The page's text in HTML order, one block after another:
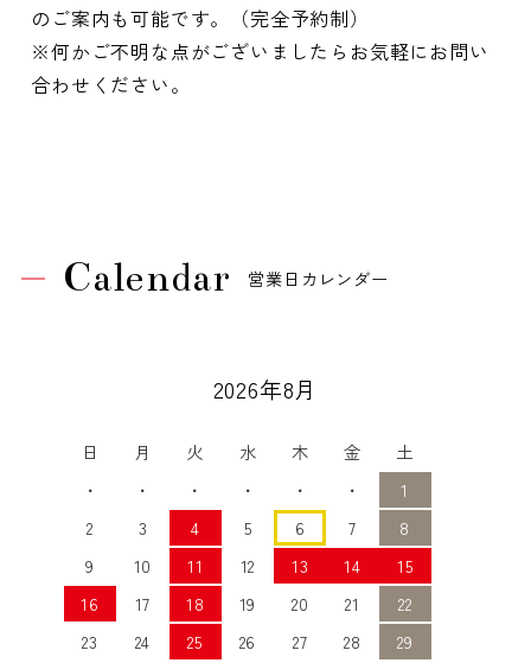
のご案内も可能です。（完全予約制）
※何かご不明な点がございましたらお気軽にお問い
合わせください。
Calendar 営業日カレンダー
2026年8月
日 月 火 水 木 金
土
・
・ ・ ・ ・ ・
1
2
3 4 5 6 7
8
9
10 11 12 13 14
15
16
17 18 19 20 21
22
23
24 25 26 27 28
29